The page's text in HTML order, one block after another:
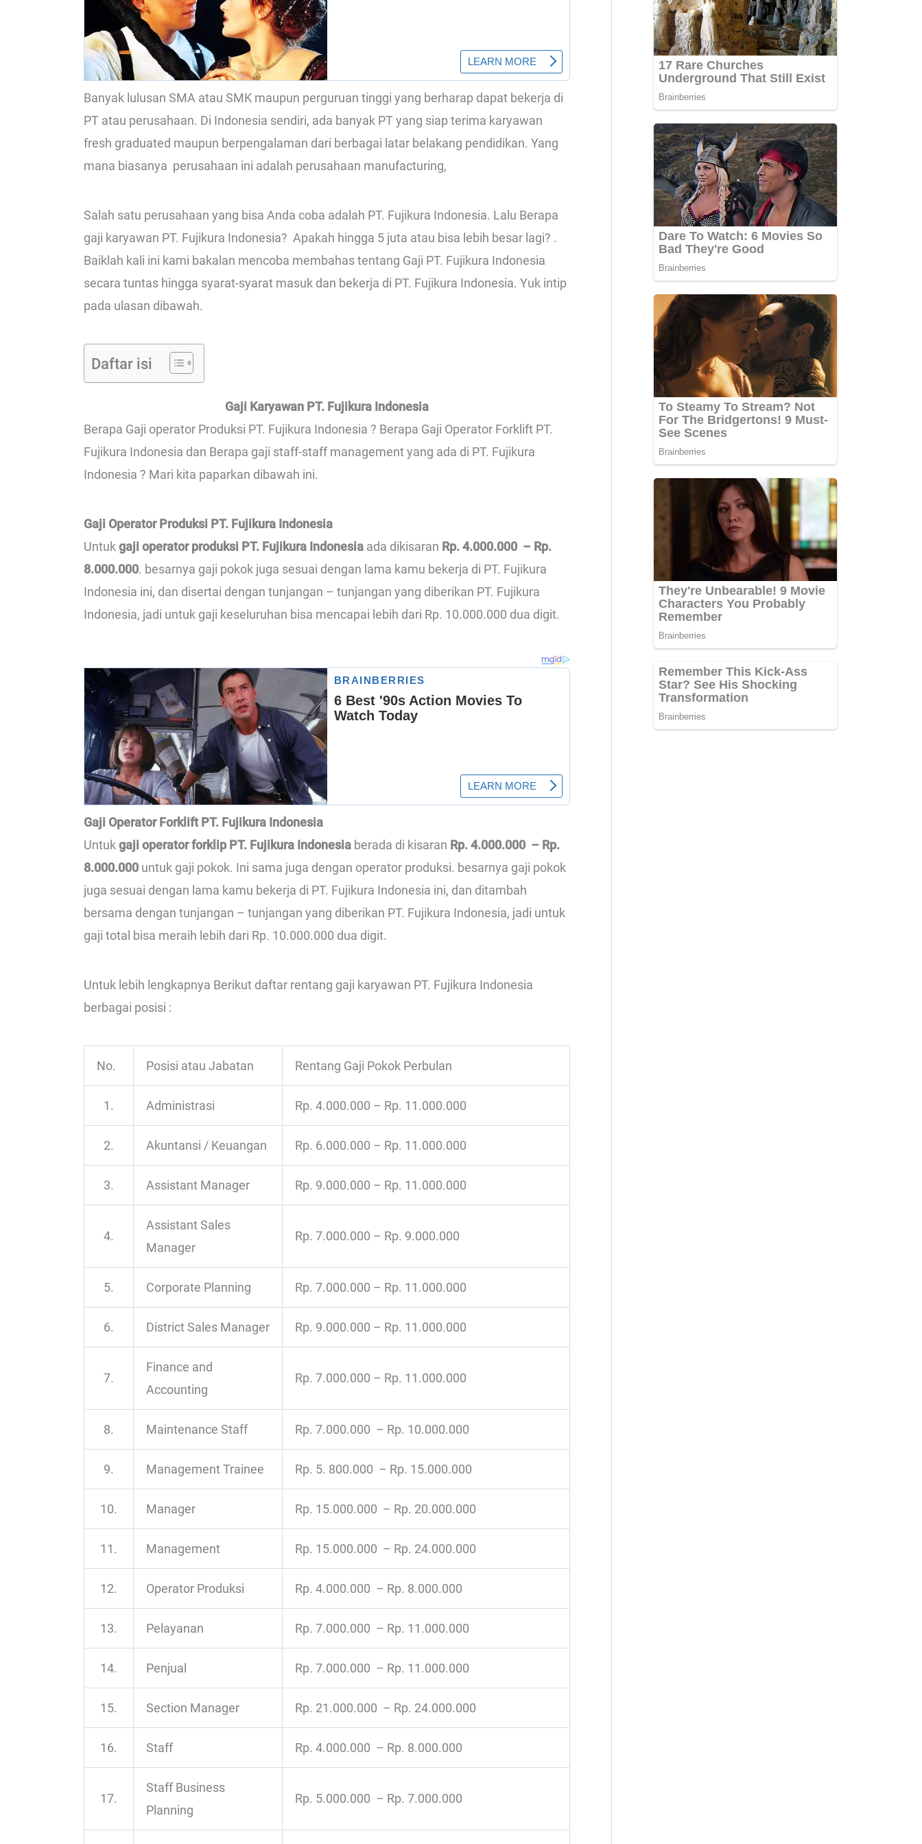
Banyak lulusan SMA atau SMK maupun perguruan tinggi yang berharap dapat bekerja di
PT atau perusahaan. Di Indonesia sendiri, ada banyak PT yang siap terima karyawan
fresh graduated maupun berpengalaman dari berbagai latar belakang pendidikan. Yang
mana biasanya perusahaan ini adalah perusahaan manufacturing,
Salah satu perusahaan yang bisa Anda coba adalah PT. Fujikura Indonesia. Lalu Berapa
gaji karyawan PT. Fujikura Indonesia? Apakah hingga 5 juta atau bisa lebih besar lagi? .
Baiklah kali ini kami bakalan mencoba membahas tentang Gaji PT. Fujikura Indonesia
secara tuntas hingga syarat-syarat masuk dan bekerja di PT. Fujikura Indonesia. Yuk intip
pada ulasan dibawah.
Daftar isi
Gaji Karyawan PT. Fujikura Indonesia
Berapa Gaji operator Produksi PT. Fujikura Indonesia ? Berapa Gaji Operator Forklift PT.
Fujikura Indonesia dan Berapa gaji staff-staff management yang ada di PT. Fujikura
Indonesia ? Mari kita paparkan dibawah ini.
Gaji Operator Produksi PT. Fujikura Indonesia
Untukgaji operator produksi PT. Fujikura Indonesia ada dikisaran Rp. 4.000.000 – Rp.
8.000.000. besarnya gaji pokok juga sesuai dengan lama kamu bekerja di PT. Fujikura
Indonesia ini, dan disertai dengan tunjangan – tunjangan yang diberikan PT. Fujikura
Indonesia, jadi untuk gaji keseluruhan bisa mencapai lebih dari Rp. 10.000.000 dua digit.
Gaji Operator Forklift PT. Fujikura Indonesia
Untukgaji operator forklip PT. Fujikura Indonesia berada di kisaran Rp. 4.000.000 – Rp.
8.000.000 untuk gaji pokok. Ini sama juga dengan operator produksi. besarnya gaji pokok
juga sesuai dengan lama kamu bekerja di PT. Fujikura Indonesia ini, dan ditambah
bersama dengan tunjangan – tunjangan yang diberikan PT. Fujikura Indonesia, jadi untuk
gaji total bisa meraih lebih dari Rp. 10.000.000 dua digit.
Untuk lebih lengkapnya Berikut daftar rentang gaji karyawan PT. Fujikura Indonesia
berbagai posisi :
No. Posisi atau Jabatan Rentang Gaji Pokok Perbulan
1. Administrasi Rp. 4.000.000 – Rp. 11.000.000
2. Akuntansi / Keuangan Rp. 6.000.000 – Rp. 11.000.000
3. Assistant Manager Rp. 9.000.000 – Rp. 11.000.000
4.
Assistant Sales
Manager
Rp. 7.000.000 – Rp. 9.000.000
5. Corporate Planning Rp. 7.000.000 – Rp. 11.000.000
6. District Sales Manager Rp. 9.000.000 – Rp. 11.000.000
7.
Finance and
Accounting
Rp. 7.000.000 – Rp. 11.000.000
8. Maintenance Staff Rp. 7.000.000 – Rp. 10.000.000
9. Management Trainee Rp. 5. 800.000 – Rp. 15.000.000
10. Manager Rp. 15.000.000 – Rp. 20.000.000
11. Management Rp. 15.000.000 – Rp. 24.000.000
12. Operator Produksi Rp. 4.000.000 – Rp. 8.000.000
13. Pelayanan Rp. 7.000.000 – Rp. 11.000.000
14. Penjual Rp. 7.000.000 – Rp. 11.000.000
15. Section Manager Rp. 21.000.000 – Rp. 24.000.000
16. Staff Rp. 4.000.000 – Rp. 8.000.000
17.
Staff Business
Planning
Rp. 5.000.000 – Rp. 7.000.000